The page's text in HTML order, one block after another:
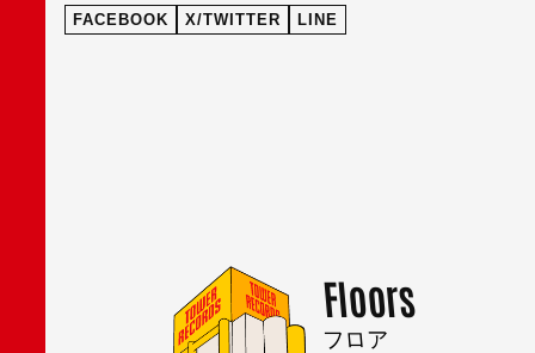
FACEBOOK X/TWITTER LINE
Floors
フロア